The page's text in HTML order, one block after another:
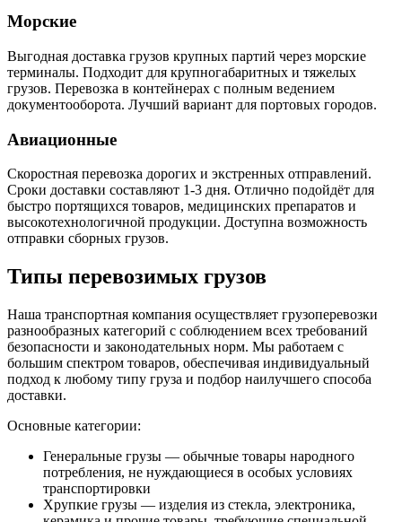
Морские
Выгодная доставка грузов крупных партий через морские
терминалы. Подходит для крупногабаритных и тяжелых
грузов. Перевозка в контейнерах с полным ведением
документооборота. Лучший вариант для портовых городов.
Авиационные
Скоростная перевозка дорогих и экстренных отправлений.
Сроки доставки составляют 1-3 дня. Отлично подойдёт для
быстро портящихся товаров, медицинских препаратов и
высокотехнологичной продукции. Доступна возможность
отправки сборных грузов.
Типы перевозимых грузов
Наша транспортная компания осуществляет грузоперевозки
разнообразных категорий с соблюдением всех требований
безопасности и законодательных норм. Мы работаем с
большим спектром товаров, обеспечивая индивидуальный
подход к любому типу груза и подбор наилучшего способа
доставки.
Основные категории:
Генеральные грузы — обычные товары народного
потребления, не нуждающиеся в особых условиях
транспортировки
Хрупкие грузы — изделия из стекла, электроника,